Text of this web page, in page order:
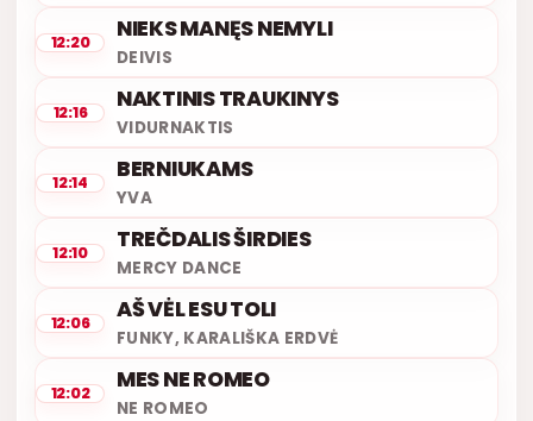
12:20 NIEKS MANĘS NEMYLI
DEIVIS
12:16 NAKTINIS TRAUKINYS
VIDURNAKTIS
12:14 BERNIUKAMS
YVA
12:10 TREČDALIS ŠIRDIES
MERCY DANCE
12:06 AŠ VĖL ESU TOLI
FUNKY, KARALIŠKA ERDVĖ
12:02 MES NE ROMEO
NE ROMEO